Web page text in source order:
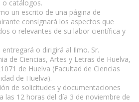
o catálogos.
un escrito de una página de
consignará los aspectos que
o relevantes de su labor científica y
o dirigirá al Ilmo. Sr.
de Ciencias, Artes y Letras de Huelva,
de Huelva (Facultad de Ciencias
de Huelva).
de solicitudes y documentaciones
las 12 horas del día 3 de noviembre de